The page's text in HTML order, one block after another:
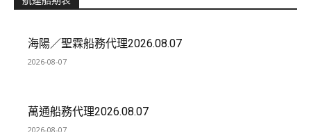
海陽／聖霖船務代理2026.08.07
2026-08-07
萬通船務代理2026.08.07
2026-08-07